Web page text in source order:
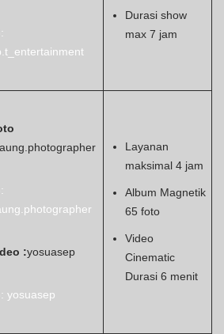
Durasi show
max 7 jam
:yosuasep
yosuasep
Layanan
maksimal 4 jam
Album Magnetik
65 foto
Video
Cinematic
Durasi 6 menit